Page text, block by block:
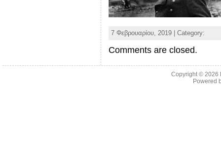
7 Φεβρουαρίου, 2019 | Category:
Comments are closed.
Copyright © 2026
Powered